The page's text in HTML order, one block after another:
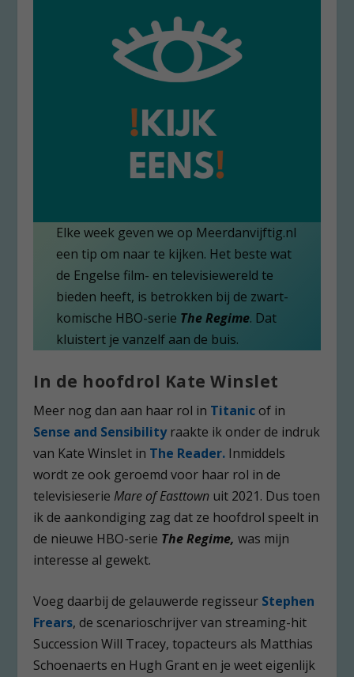
Elke week geven we op Meerdanvijftig.nl
een tip om naar te kijken. Het beste wat
de Engelse film- en televisiewereld te
bieden heeft, is betrokken bij de zwart-
komische HBO-serie The Regime. Dat
kluistert je vanzelf aan de buis.
In de hoofdrol Kate Winslet
Meer nog dan aan haar rol in Titanic of in
Sense and Sensibilityraakte ik onder de indruk
van Kate Winslet in The Reader. Inmiddels
wordt ze ook geroemd voor haar rol in de
televisieserie Mare of Easttown uit 2021. Dus toen
ik de aankondiging zag dat ze hoofdrol speelt in
de nieuwe HBO-serie The Regime, was mijn
interesse al gewekt.
Voeg daarbij de gelauwerde regisseur Stephen
Frears, de scenarioschrijver van streaming-hit
Succession Will Tracey, topacteurs als Matthias
Schoenaerts en Hugh Grant en je weet eigenlijk